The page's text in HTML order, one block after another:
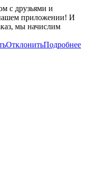
с друзьями и
нашем приложении! И
мы начислим
ОтклонитьПодробнее